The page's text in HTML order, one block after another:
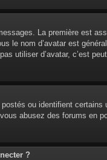
La première est
nom d’avatar est
utiliser d’avatar, c’est
ou identifient
abusez des forums
?